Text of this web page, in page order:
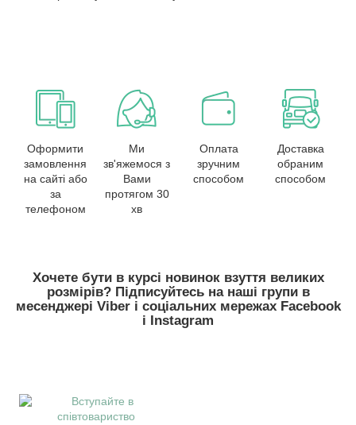
Оформити
замовлення
на сайті або
за
телефоном
Ми
зв'яжемося з
Вами
протягом 30
хв
Оплата
зручним
способом
Доставка
обраним
способом
Хочете бути в курсі новинок взуття великих
розмірів? Підписуйтесь на наші групи в
месенджері Viber і соціальних мережах Facebook
і Instagram